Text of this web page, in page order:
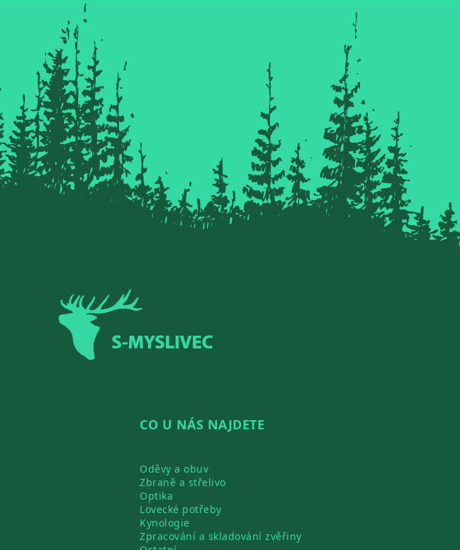
CO U NÁS NAJDETE
Oděvy a obuv
Zbraně a střelivo
Optika
Lovecké potřeby
Kynologie
Zpracování a skladování zvěřiny